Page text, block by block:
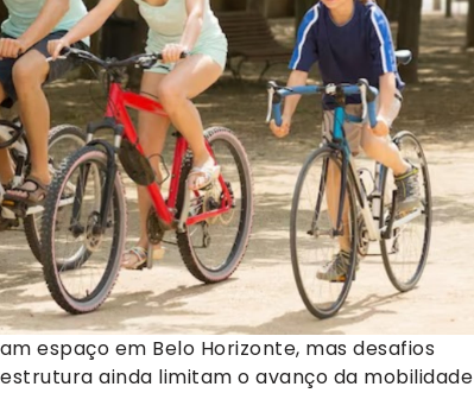
espaço em Belo Horizonte, mas desafios
ainda limitam o avanço da mobilidade